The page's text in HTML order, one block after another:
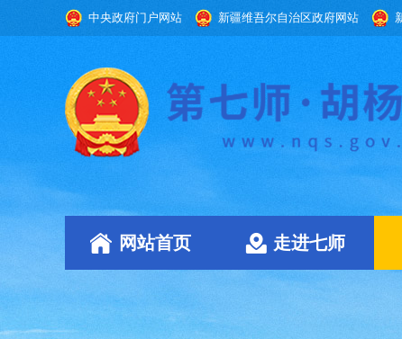
中央政府门户网站 新疆维吾尔自治区政府网站
网站首页 走进七师